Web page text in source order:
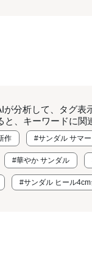
分析して、タグ表
と、キーワードに関
作 #サンダル サマ
#華やか サンダル
#サンダル ヒール4cm